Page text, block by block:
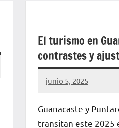
El turismo en
contrastes y
junio 5, 2025
La
de
La
Guanacaste y
transitan este 2025